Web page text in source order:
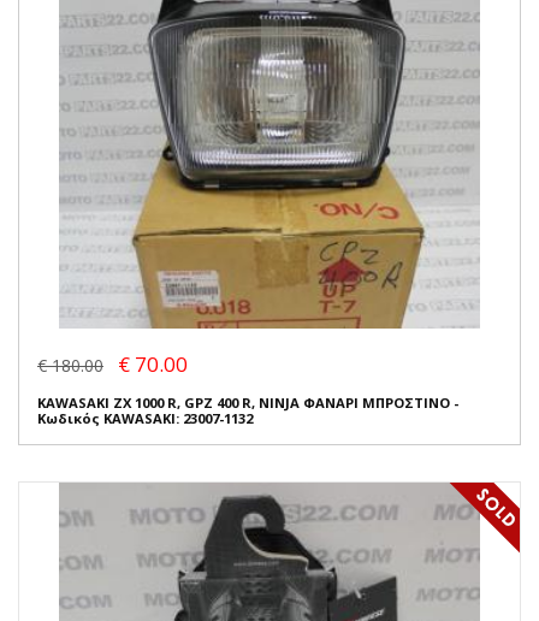
€ 180.00 € 70.00
KAWASAKI ZX 1000 R, GPZ 400 R, NINJA ΦΑΝΑΡΙ ΜΠΡΟΣΤΙΝΟ -
Κωδικός KAWASAKI: 23007-1132